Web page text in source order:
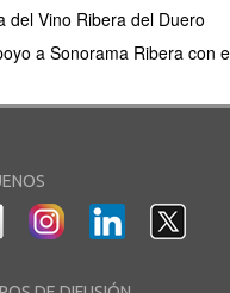
del Vino Ribera del Duero
a Sonorama Ribera con